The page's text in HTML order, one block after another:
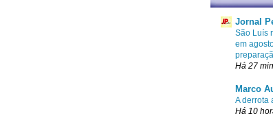
Jornal
São Luís
em
Há 27
Marco
A derrota
Há 10